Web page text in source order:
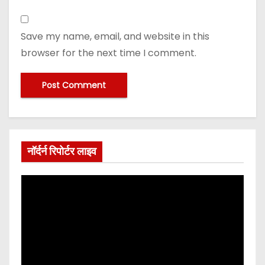
Save my name, email, and website in this
browser for the next time I comment.
नॉर्दर्न रिपोर्टर लाइव